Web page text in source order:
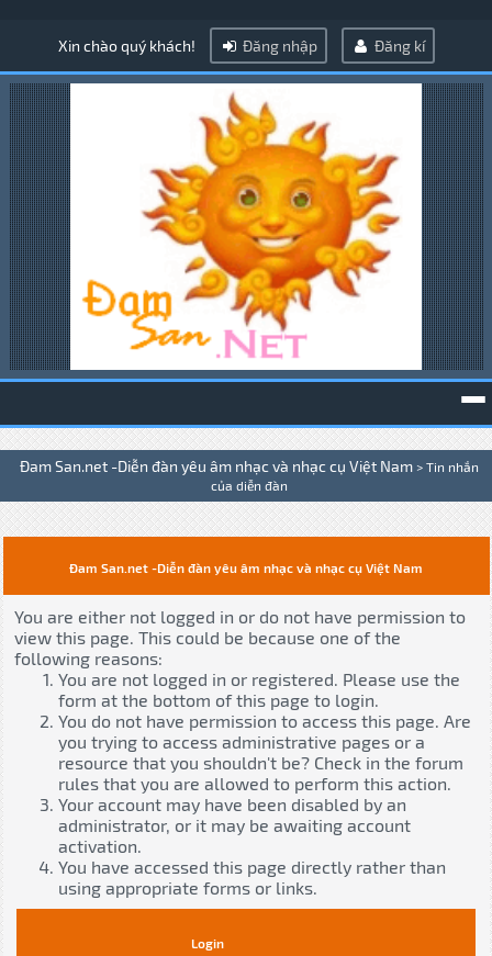
Xin chào quý khách! Đăng nhập Đăng kí
Đam San.net -Diễn đàn yêu âm nhạc và nhạc cụ Việt Nam > Tin nhắn
của diễn đàn
Đam San.net -Diễn đàn yêu âm nhạc và nhạc cụ Việt Nam
You are either not logged in or do not have permission to
view this page. This could be because one of the
following reasons:
You are not logged in or registered. Please use the
form at the bottom of this page to login.
You do not have permission to access this page. Are
you trying to access administrative pages or a
resource that you shouldn't be? Check in the forum
rules that you are allowed to perform this action.
Your account may have been disabled by an
administrator, or it may be awaiting account
activation.
You have accessed this page directly rather than
using appropriate forms or links.
Login